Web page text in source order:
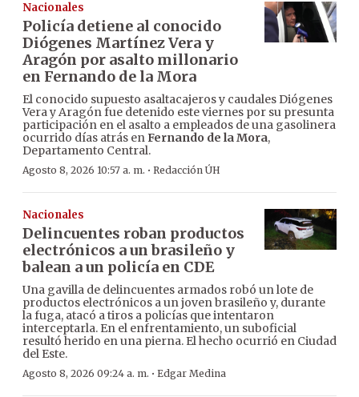
Nacionales
Policía detiene al conocido
Diógenes Martínez Vera y
Aragón por asalto millonario
en Fernando de la Mora
El conocido supuesto asaltacajeros y caudales Diógenes
Vera y Aragón fue detenido este viernes por su presunta
participación en el asalto a empleados de una gasolinera
ocurrido días atrás enFernando de la Mora,
Departamento Central.
Agosto 8, 2026 10:57 a. m. · Redacción ÚH
Nacionales
Delincuentes roban productos
electrónicos a un brasileño y
balean a un policía en CDE
Una gavilla de delincuentes armados robó un lote de
productos electrónicos a un joven brasileño y, durante
la fuga, atacó a tiros a policías que intentaron
interceptarla. En el enfrentamiento, un suboficial
resultó herido en una pierna. El hecho ocurrió en Ciudad
del Este.
Agosto 8, 2026 09:24 a. m. · Edgar Medina